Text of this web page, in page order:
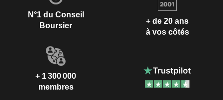
N°1 du Conseil
Boursier
+ de 20 ans
à vos côtés
+ 1 300 000
membres